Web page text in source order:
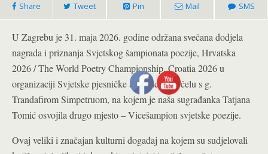
Share Tweet Pin Mail SMS
U Zagrebu je 31. maja 2026. godine održana svečana dodjela
nagrada i priznanja Svjetskog šampionata poezije, Hrvatska
2026 / The World Poetry Championship, Croatia 2026 u
organizaciji Svjetske pjesničke asocijacije na čelu s g.
Trandafirom Simpetruom, na kojem je naša sugrađanka Tatjana
Tomić osvojila drugo mjesto – Vicešampion svjetske poezije.
Ovaj veliki i značajan kulturni događaj na kojem su sudjelovali